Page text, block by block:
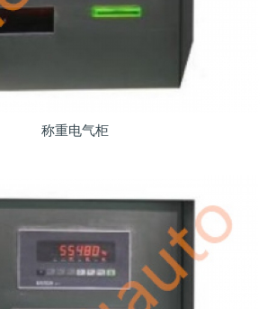
称重电气柜